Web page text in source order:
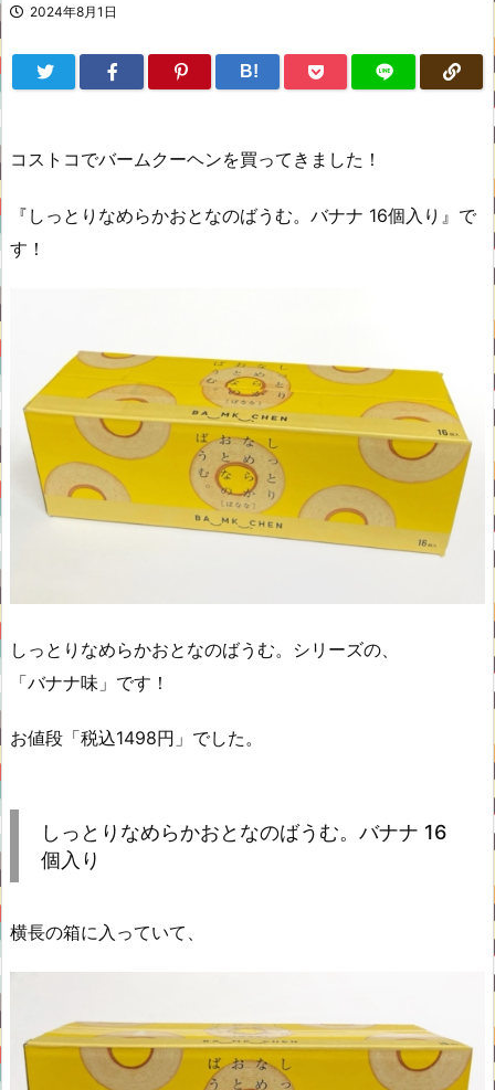
2024年8月1日
B!
コストコでバームクーヘンを買ってきました！
『しっとりなめらかおとなのばうむ。バナナ 16個入り』で
す！
しっとりなめらかおとなのばうむ。シリーズの、
「バナナ味」です！
お値段「税込1498円」でした。
しっとりなめらかおとなのばうむ。バナナ 16
個入り
横長の箱に入っていて、